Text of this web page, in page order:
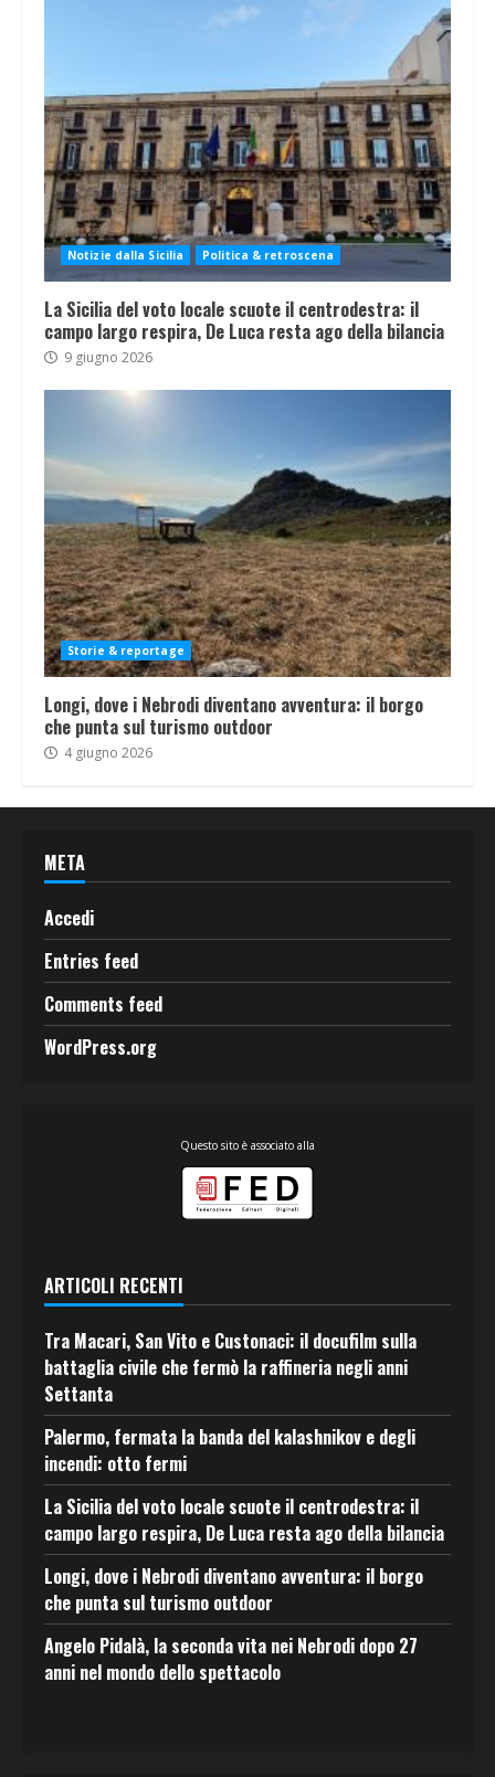
Notizie dalla Sicilia Politica & retroscena
La Sicilia del voto locale scuote il centrodestra: il
campo largo respira, De Luca resta ago della bilancia
9 giugno 2026
Storie & reportage
Longi, dove i Nebrodi diventano avventura: il borgo
che punta sul turismo outdoor
4 giugno 2026
META
Accedi
Entries feed
Comments feed
WordPress.org
Questo sito è associato alla
ARTICOLI RECENTI
Tra Macari, San Vito e Custonaci: il docufilm sulla
battaglia civile che fermò la raffineria negli anni
Settanta
Palermo, fermata la banda del kalashnikov e degli
incendi: otto fermi
La Sicilia del voto locale scuote il centrodestra: il
campo largo respira, De Luca resta ago della bilancia
Longi, dove i Nebrodi diventano avventura: il borgo
che punta sul turismo outdoor
Angelo Pidalà, la seconda vita nei Nebrodi dopo 27
anni nel mondo dello spettacolo